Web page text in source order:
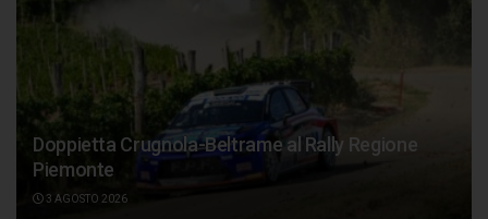
Doppietta Crugnola-Beltrame al Rally Regione
Piemonte
3 AGOSTO 2026